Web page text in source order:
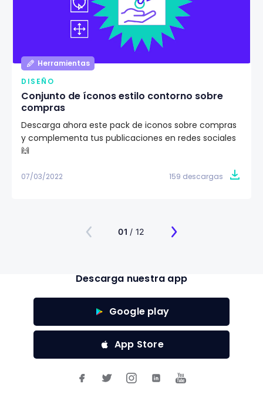
Herramientas
DISEÑO
Conjunto de íconos estilo contorno sobre
compras
Descarga ahora este pack de iconos sobre compras
y complementa tus publicaciones en redes sociales
🙌
07/03/2022 159 descargas
01 / 12
Descarga nuestra app
Google play
App Store